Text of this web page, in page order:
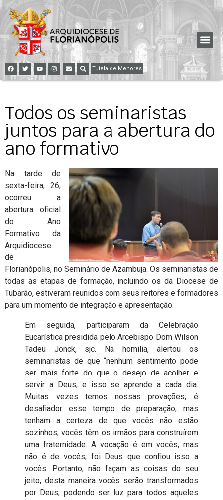
Tutela de Menores
Todos os seminaristas
juntos para a abertura do
ano formativo
Na tarde de
sexta-feira, 26,
ocorreu a
abertura oficial
do Ano
Formativo da
Arquidiocese
de
Florianópolis, no Seminário de Azambuja. Os seminaristas de
todas as etapas de formação, incluindo os da Diocese de
Tubarão, estiveram reunidos com seus reitores e formadores
para um momento de integração e apresentação.
Em seguida, participaram da Celebração
Eucarística presidida pelo Arcebispo Dom Wilson
Tadeu Jönck, sjc. Na homilia, alertou os
seminaristas de que “nenhum sentimento pode
ser mais forte do que o desejo de acolher e
servir a Deus, e isso se aprende a cada dia.
Muitas vezes temos nossas provações, é
desafiador esse tempo de preparação, mas
tenham a certeza de que vocês não estão
sozinhos, vocês têm os irmãos para construírem
uma fraternidade. A vocação é em vocês, mas
não é de vocês, foi Deus que confiou isso a
vocês. Portanto, não façam as coisas do seu
jeito, desta maneira vocês serão transformados
por Deus, podendo ser luz para todos aqueles